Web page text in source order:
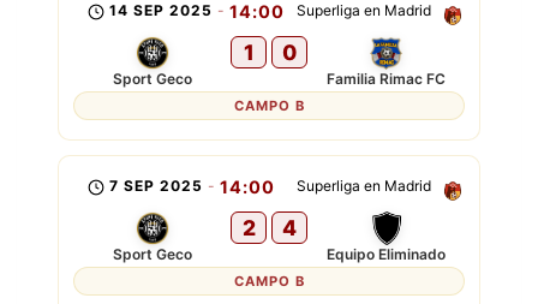
Superliga en Madrid
14 SEP 2025 - 14:00
Sport Geco
1 0
Familia Rimac FC
CAMPO B
Superliga en Madrid
7 SEP 2025 - 14:00
Sport Geco
2 4
Equipo Eliminado
CAMPO B